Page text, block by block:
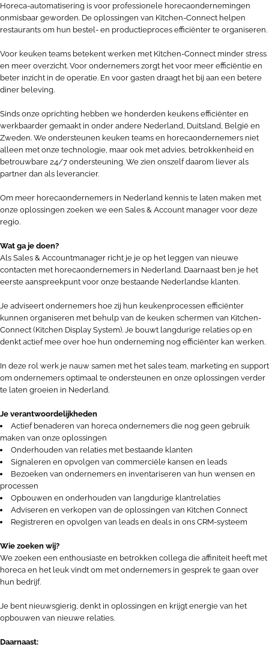
Horeca-automatisering is voor professionele horecaondernemingen
onmisbaar geworden. De oplossingen van Kitchen-Connect helpen
restaurants om hun bestel- en productieproces efficiënter te organiseren.
Voor keuken teams betekent werken met Kitchen-Connect minder stress
en meer overzicht. Voor ondernemers zorgt het voor meer efficiëntie en
beter inzicht in de operatie. En voor gasten draagt het bij aan een betere
diner beleving.
Sinds onze oprichting hebben we honderden keukens efficiënter en
werkbaarder gemaakt in onder andere Nederland, Duitsland, België en
Zweden. We ondersteunen keuken teams en horecaondernemers niet
alleen met onze technologie, maar ook met advies, betrokkenheid en
betrouwbare 24/7 ondersteuning. We zien onszelf daarom liever als
partner dan als leverancier.
Om meer horecaondernemers in Nederland kennis te laten maken met
onze oplossingen zoeken we een Sales & Account manager voor deze
regio.
Wat ga je doen?
Als Sales & Accountmanager richt je je op het leggen van nieuwe
contacten met horecaondernemers in Nederland. Daarnaast ben je het
eerste aanspreekpunt voor onze bestaande Nederlandse klanten.
Je adviseert ondernemers hoe zij hun keukenprocessen efficiënter
kunnen organiseren met behulp van de keuken schermen van Kitchen-
Connect (Kitchen Display System). Je bouwt langdurige relaties op en
denkt actief mee over hoe hun onderneming nog efficiënter kan werken.
In deze rol werk je nauw samen met het sales team, marketing en support
om ondernemers optimaal te ondersteunen en onze oplossingen verder
te laten groeien in Nederland.
Je verantwoordelijkheden
Actief benaderen van horeca ondernemers die nog geen gebruik
maken van onze oplossingen
Onderhouden van relaties met bestaande klanten
Signaleren en opvolgen van commerciële kansen en leads
Bezoeken van ondernemers en inventariseren van hun wensen en
processen
Opbouwen en onderhouden van langdurige klantrelaties
Adviseren en verkopen van de oplossingen van Kitchen Connect
Registreren en opvolgen van leads en deals in ons CRM-systeem
Wie zoeken wij?
We zoeken een enthousiaste en betrokken collega die affiniteit heeft met
horeca en het leuk vindt om met ondernemers in gesprek te gaan over
hun bedrijf.
Je bent nieuwsgierig, denkt in oplossingen en krijgt energie van het
opbouwen van nieuwe relaties.
Daarnaast: